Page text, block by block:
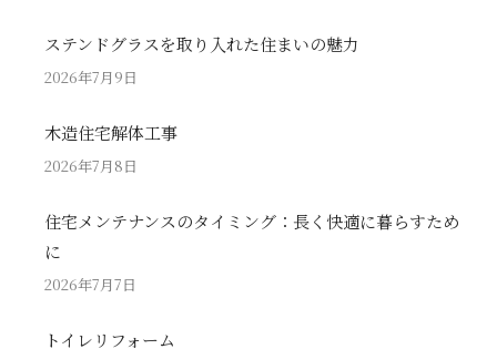
ステンドグラスを取り入れた住まいの魅力
2026年7月9日
木造住宅解体工事
2026年7月8日
住宅メンテナンスのタイミング：長く快適に暮らすため
に
2026年7月7日
トイレリフォーム